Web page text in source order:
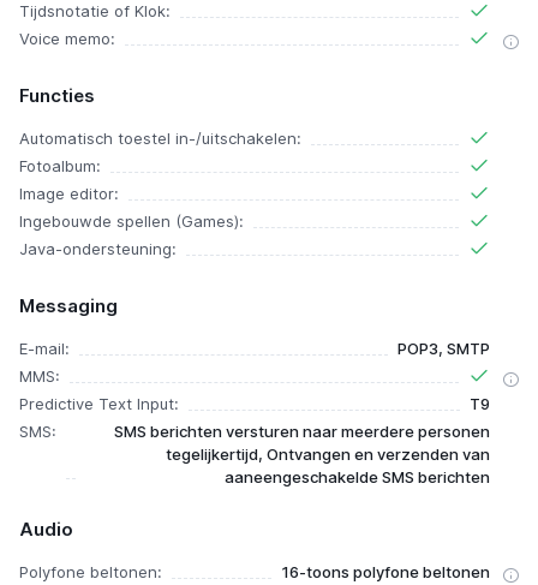
Tijdsnotatie of Klok:
Voice memo:
Functies
Automatisch toestel in-/uitschakelen:
Fotoalbum:
Image editor:
Ingebouwde spellen (Games):
Java-ondersteuning:
Messaging
E-mail:
POP3, SMTP
MMS:
Predictive Text Input:
T9
SMS:
SMS berichten versturen naar meerdere personen
tegelijkertijd, Ontvangen en verzenden van
aaneengeschakelde SMS berichten
Audio
Polyfone beltonen: 16-toons polyfone beltonen